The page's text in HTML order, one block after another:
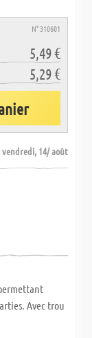
N° 310601
5,49 €
5,29 €
vendredi, 14/ août
Avec trou